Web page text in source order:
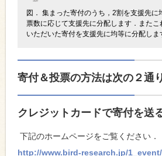
図． 集まった寄付のうち，2割を支援先に
票数に応じて支援先に分配します．またこ
いただいた寄付を支援先に均等に分配しま
寄付＆投票の方法は次の２通
クレジットカードで寄付を送
下記のホームページをご覧ください．
http://www.bird-research.jp/